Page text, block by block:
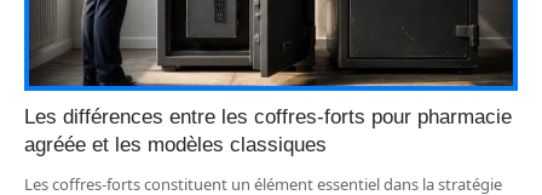
Les différences entre les coffres-forts pour pharmacie
agréée et les modèles classiques
Les coffres-forts constituent un élément essentiel dans la stratégie